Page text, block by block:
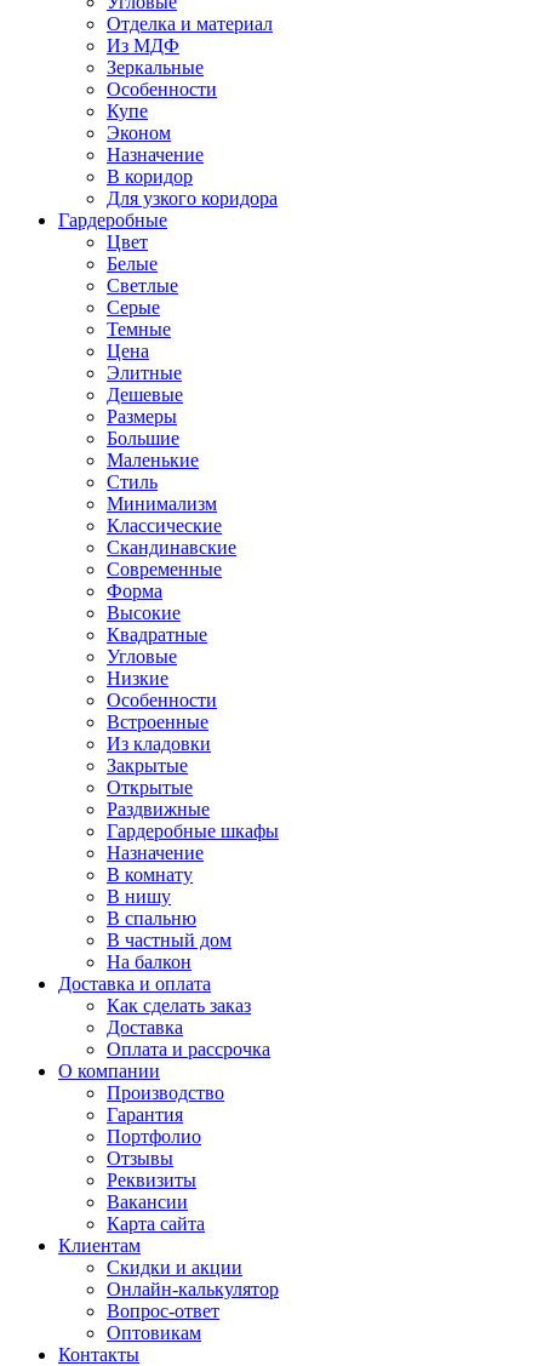
Отделка и материал
Из МДФ
Зеркальные
Особенности
Купе
Эконом
Назначение
В коридор
Для узкого коридора
Гардеробные
Цвет
Белые
Светлые
Серые
Темные
Цена
Элитные
Дешевые
Размеры
Большие
Маленькие
Стиль
Минимализм
Классические
Скандинавские
Современные
Форма
Высокие
Квадратные
Угловые
Низкие
Особенности
Встроенные
Из кладовки
Закрытые
Открытые
Раздвижные
Гардеробные шкафы
Назначение
В комнату
В нишу
В спальню
В частный дом
На балкон
Доставка и оплата
Как сделать заказ
Доставка
Оплата и рассрочка
О компании
Производство
Гарантия
Портфолио
Отзывы
Реквизиты
Вакансии
Карта сайта
Клиентам
Скидки и акции
Онлайн-калькулятор
Вопрос-ответ
Оптовикам
Контакты